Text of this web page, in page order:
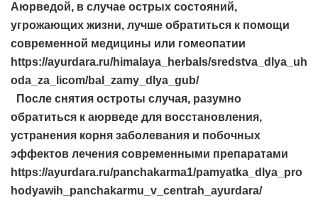
Аюрведой, в случае острых состояний,
угрожающих жизни, лучше обратиться к помощи
современной медицины или гомеопатии
https://ayurdara.ru/himalaya_herbals/sredstva_dlya_uh
oda_za_licom/bal_zamy_dlya_gub/
После снятия остроты случая, разумно
обратиться к аюрведе для восстановления,
устранения корня заболевания и побочных
эффектов лечения современными препаратами
https://ayurdara.ru/panchakarma1/pamyatka_dlya_pro
hodyawih_panchakarmu_v_centrah_ayurdara/